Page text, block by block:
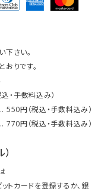
さい。
りです。
・手数料込み）
円（税込・手数料込み）
円（税込・手数料込み）
ットカードを登録するか、銀